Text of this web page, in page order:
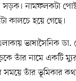
সড়ক। নামফলকটা
কালচে হয়ে গেছে।
ভাষাসৈনিক
তাঁর নামে একটি
তাঁর ভূমিকার